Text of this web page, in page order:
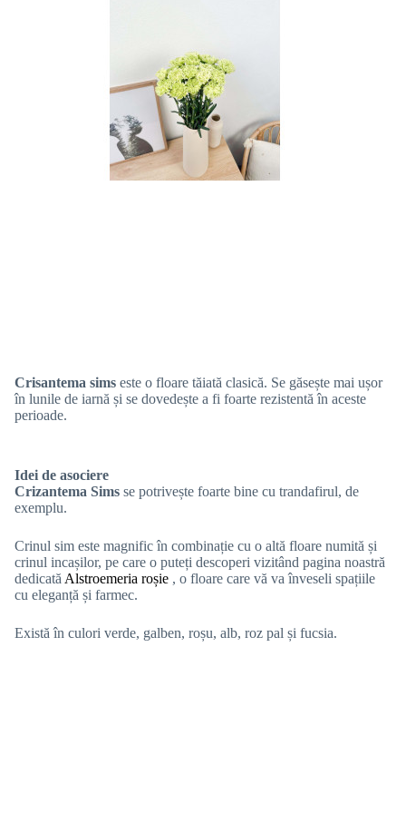
Crisantema sims este o floare tăiată clasică. Se găsește mai ușor
în lunile de iarnă și se dovedește a fi foarte rezistentă în aceste
perioade.
Idei de asociere
Crizantema Sims se potrivește foarte bine cu trandafirul, de
exemplu.
Crinul sim este magnific în combinație cu o altă floare numită și
crinul incașilor, pe care o puteți descoperi vizitând pagina noastră
dedicată Alstroemeria roșie , o floare care vă va înveseli spațiile
cu eleganță și farmec.
Există în culori verde, galben, roșu, alb, roz pal și fucsia.